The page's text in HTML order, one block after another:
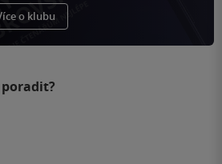
o klubu